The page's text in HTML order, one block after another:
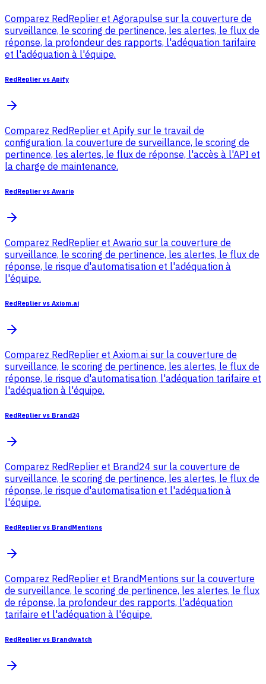
Comparez RedReplier et Agorapulse sur la couverture de
surveillance, le scoring de pertinence, les alertes, le flux de
réponse, la profondeur des rapports, l'adéquation tarifaire
et l'adéquation à l'équipe.
RedReplier vs Apify
Comparez RedReplier et Apify sur le travail de
configuration, la couverture de surveillance, le scoring de
pertinence, les alertes, le flux de réponse, l'accès à l'API et
la charge de maintenance.
RedReplier vs Awario
Comparez RedReplier et Awario sur la couverture de
surveillance, le scoring de pertinence, les alertes, le flux de
réponse, le risque d'automatisation et l'adéquation à
l'équipe.
RedReplier vs Axiom.ai
Comparez RedReplier et Axiom.ai sur la couverture de
surveillance, le scoring de pertinence, les alertes, le flux de
réponse, le risque d'automatisation, l'adéquation tarifaire et
l'adéquation à l'équipe.
RedReplier vs Brand24
Comparez RedReplier et Brand24 sur la couverture de
surveillance, le scoring de pertinence, les alertes, le flux de
réponse, le risque d'automatisation et l'adéquation à
l'équipe.
RedReplier vs BrandMentions
Comparez RedReplier et BrandMentions sur la couverture
de surveillance, le scoring de pertinence, les alertes, le flux
de réponse, la profondeur des rapports, l'adéquation
tarifaire et l'adéquation à l'équipe.
RedReplier vs Brandwatch